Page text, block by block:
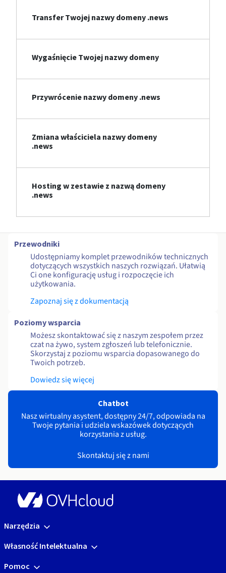
Transfer Twojej nazwy domeny .news
Wygaśnięcie Twojej nazwy domeny
Przywrócenie nazwy domeny .news
Zmiana właściciela nazwy domeny
.news
Hosting w zestawie z nazwą domeny
.news
Przewodniki
Udostępniamy komplet przewodników technicznych
dotyczących wszystkich naszych rozwiązań. Ułatwią
Ci one konfigurację usług i rozpoczęcie ich
użytkowania.
Zapoznaj się z dokumentacją
Poziomy wsparcia
Możesz skontaktować się z naszym zespołem przez
czat na żywo, system zgłoszeń lub telefonicznie.
Skorzystaj z poziomu wsparcia dopasowanego do
Twoich potrzeb.
Dowiedz się więcej
Chatbot
Nasz wirtualny asystent, dostępny 24/7, odpowiada na
Twoje pytania i udziela wskazówek dotyczących
korzystania z usług.
Skontaktuj się z nami
Narzędzia
Własność Intelektualna
Pomoc